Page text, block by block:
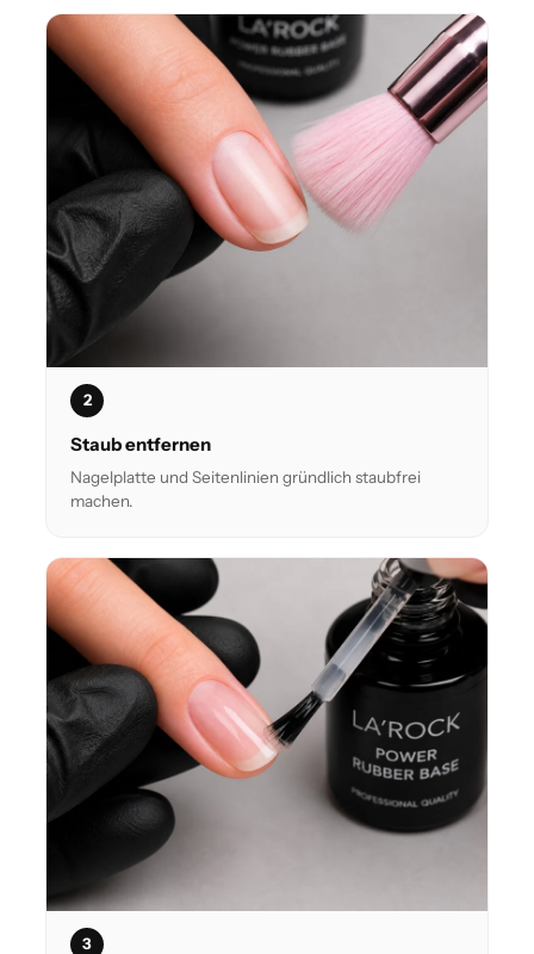
2
Staub entfernen
Nagelplatte und Seitenlinien gründlich staubfrei
machen.
3